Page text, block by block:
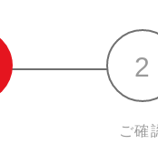
ご確